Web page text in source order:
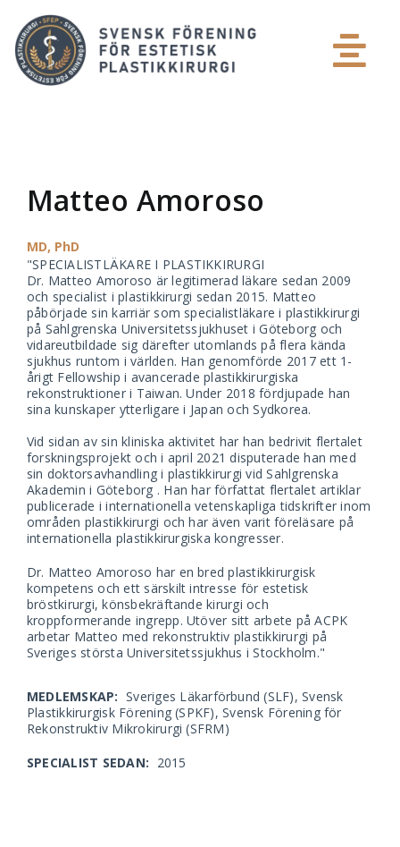
content
Om SFEP
Kontakt
Aktuellt
Search
Matteo Amoroso
MD, PhD
"SPECIALISTLÄKARE I PLASTIKKIRURGI
Dr. Matteo Amoroso är legitimerad läkare sedan 2009
och specialist i plastikkirurgi sedan 2015. Matteo
påbörjade sin karriär som specialistläkare i plastikkirurgi
på Sahlgrenska Universitetssjukhuset i Göteborg och
vidareutbildade sig därefter utomlands på flera kända
sjukhus runtom i världen. Han genomförde 2017 ett 1-
årigt Fellowship i avancerade plastikkirurgiska
rekonstruktioner i Taiwan. Under 2018 fördjupade han
sina kunskaper ytterligare i Japan och Sydkorea.
Vid sidan av sin kliniska aktivitet har han bedrivit flertalet
forskningsprojekt och i april 2021 disputerade han med
sin doktorsavhandling i plastikkirurgi vid Sahlgrenska
Akademin i Göteborg . Han har författat flertalet artiklar
publicerade i internationella vetenskapliga tidskrifter inom
områden plastikkirurgi och har även varit föreläsare på
internationella plastikkirurgiska kongresser.
Dr. Matteo Amoroso har en bred plastikkirurgisk
kompetens och ett särskilt intresse för estetisk
bröstkirurgi, könsbekräftande kirurgi och
kroppformerande ingrepp. Utöver sitt arbete på ACPK
arbetar Matteo med rekonstruktiv plastikkirurgi på
Sveriges största Universitetssjukhus i Stockholm."
MEDLEMSKAP: Sveriges Läkarförbund (SLF), Svensk
Plastikkirurgisk Förening (SPKF), Svensk Förening för
Rekonstruktiv Mikrokirurgi (SFRM)
SPECIALIST SEDAN: 2015